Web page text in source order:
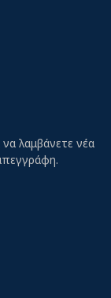
λαμβάνετε νέα